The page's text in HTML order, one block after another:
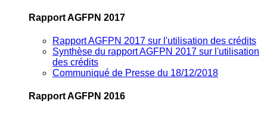
Rapport AGFPN 2017
Rapport AGFPN 2017 sur l'utilisation des crédits
Synthèse du rapport AGFPN 2017 sur l'utilisation
des crédits
Communiqué de Presse du 18/12/2018
Rapport AGFPN 2016